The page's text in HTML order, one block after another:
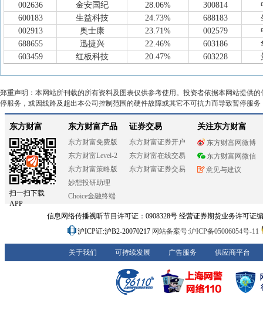
30
002913 奥士康 175.9亿 169.3亿
31
002815 崇达技术 161.4亿 101.7亿
32
300319 麦捷科技 153.1亿 146.8亿
33
603738 泰晶科技 141.4亿 141.4亿
34
688020 方邦股份 120.4亿 120.4亿
37
603328 依顿电子 108.3亿 108.3亿
38
603936 博敏电子 102.8亿 100.4亿
39
301458 钧崴电子 101.8亿 44.83亿
40
301566 达利凯普 99.20亿 52.35亿
41
002579 中京电子 92.81亿
42
000823
43
301251 35.21亿
44
300739 明阳电路
45
逸豪新材
300852 四会富仕 73.20亿 70.66亿
强达电路 63.35亿 23.43亿
贤丰控股 63.11亿 63.11亿
55.88亿 55.85亿
53.19亿 33.54亿
002636
金安国纪 28.06% 300814
600183
生益科技 24.73% 688183
002913
奥士康 23.71% 002579
688655
迅捷兴 22.46% 603186
603459
红板科技 20.47% 603228
301366
一博科技 19.84%
688655
300975
商络电子 19.27% 300936
603228
景旺电子 18.69% 603738
002436
兴森科技 17.65% 300964
688183
生益电子 15.56% 603936
603738
泰晶科技 15.15% 002938
002916
深南电路
301132
满坤科技
天津普林 14.82% 002463
中英科技 14.08% 001389
鹏鼎控股 13.94% 603115
002484
江海股份 13.94% 300319
13.86%
301041
13.69% 300975
郑重声明：本网站所刊载的所有资料及图表仅供参考使用。投资者依据本网站提供
停服务，或因线路及超出本公司控制范围的硬件故障或其它不可抗力而导致暂停服